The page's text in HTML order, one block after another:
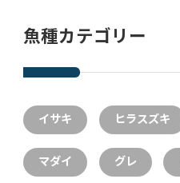
魚種カテゴリー
イサキ ヒラスズキ
マダイ グレ